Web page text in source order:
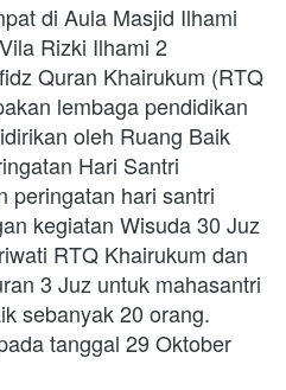
di Aula Masjid Ilhami
Rizki Ilhami 2
Quran Khairukum (RTQ
lembaga pendidikan
oleh Ruang Baik
Hari Santri
peringatan hari santri
kegiatan Wisuda 30 Juz
RTQ Khairukum dan
3 Juz untuk mahasantri
sebanyak 20 orang.
tanggal 29 Oktober